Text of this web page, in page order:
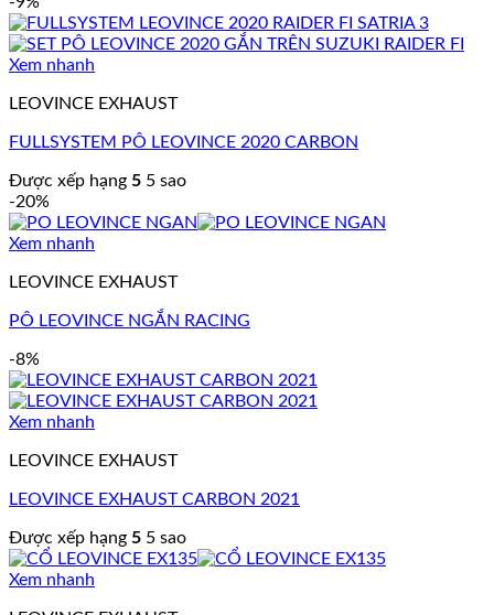
Xem nhanh
LEOVINCE EXHAUST
FULLSYSTEM PÔ LEOVINCE 2020 CARBON
Được xếp hạng 5 5 sao
-20%
Xem nhanh
LEOVINCE EXHAUST
PÔ LEOVINCE NGẮN RACING
-8%
Xem nhanh
LEOVINCE EXHAUST
LEOVINCE EXHAUST CARBON 2021
Được xếp hạng 5 5 sao
Xem nhanh